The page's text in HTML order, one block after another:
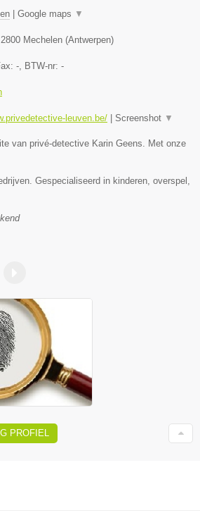
Google maps ▼
2800 Mechelen (Antwerpen)
-, BTW-nr: -
leuven.be/ Screenshot ▼
van privé-detective Karin Geens. Met onze
Gespecialiseerd in kinderen, overspel,
PROFIEL